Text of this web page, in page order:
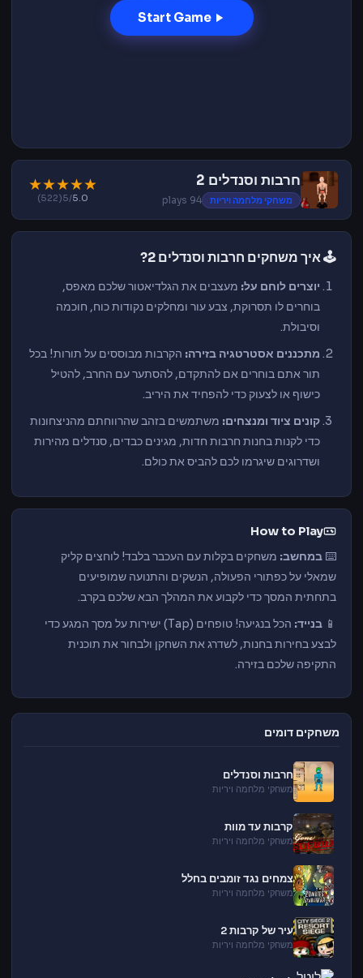
Start Game
חרבות וסנדלים 2
משחקי מלחמה ויריות 94 plays
★
★
★
★
★
5.0
/5
(522)
🕹️ איך משחקים חרבות וסנדלים 2?
יוצרים לוחם על: מעצבים את הגלדיאטור שלכם מאפס,
בוחרים לו תסרוקת, צבע עור ומחלקים נקודות כוח, חוכמה
וסיבולת.
מתכננים אסטרטגיה בזירה: הקרבות מבוססים על תורות! בכל
תור אתם בוחרים אם להתקדם, להסתער עם החרב, להטיל
כישוף או לצעוק כדי להפחיד את היריב.
קונים ציוד ומנצחים: משתמשים בזהב שהרווחתם מהניצחונות
כדי לקנות בחנות חרבות חדות, מגינים כבדים, סנדלים מהירות
ושדרוגים שיגרמו לכם להביס את כולם.
How to Play
⌨️ במחשב: משחקים בקלות עם העכבר בלבד! לוחצים קליק
שמאלי על כפתורי הפעולה, הנשקים והתנועה שמופיעים
בתחתית המסך כדי לקבוע את המהלך הבא שלכם בקרב.
📱 בנייד:
הכל בנגיעה! טופחים (Tap) ישירות על מסך המגע כדי
לבצע בחירות בחנות, לשדרג את השחקן ולבחור את תוכנית
התקיפה שלכם בזירה.
משחקים דומים
חרבות וסנדלים
משחקי מלחמה ויריות
קרבות עד מוות
משחקי מלחמה ויריות
צמחים נגד זומבים בחלל
משחקי מלחמה ויריות
עיר של קרבות 2
משחקי מלחמה ויריות